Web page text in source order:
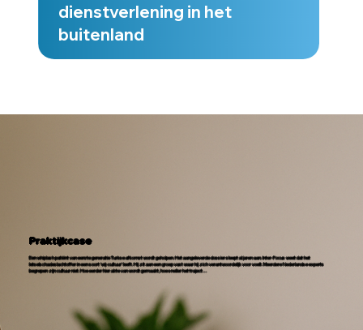
dienstverlening in het
buitenland
Praktijkcase
Een whiplash patiënt van eerste generatie Turkse afkomst wordt geholpen. Het aangeleverde dossier sleept al jaren aan. Inter-Focus weet dat het
letselschadeslachtoffer in een soort ‘wij-cultuur’ leeft. Hij zit aan een groep vast waar hij zich verantwoordelijk voor voelt. Meerdere Nederlandse experts
begrepen zijn cultuur niet. Hoe eerder hier akte van wordt gemaakt, hoe sneller het traject…